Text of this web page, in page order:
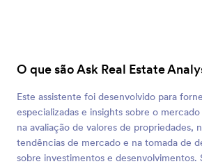
O que são Ask Real Estate
Este assistente foi desenvolvido para
especializadas e insights sobre o
na avaliação de valores de propriedades,
tendências de mercado e na tomada de
sobre investimentos e desenvolvimentos.